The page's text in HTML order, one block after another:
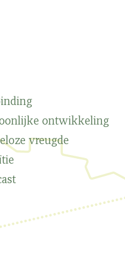
ontwikkeling
vreugde